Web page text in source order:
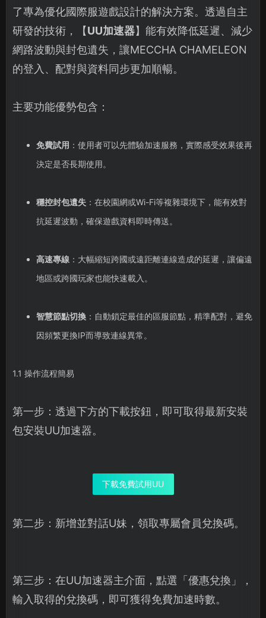
了專為優化國際服遊戲設計的解決方案。透過自主
研發的技術，【UU加速器】能有效降低延遲、減少
網路波動與封包遺失，讓MECCHA CHAMELEON
的登入、配對與資料同步更加順暢。
主要功能優勢包含：
免費試用 ：使用者可以先體驗加速服務，實際感受效果後再
決定是否長期使用。
穩控封包遺失：在校園網或Wi-Fi等複雜環境下，能有效對
抗延遲波動，確保遊戲資料即時傳送。
高速專線：大幅縮短跨國或遠距離連線造成的延遲，讓偏遠
地區或跨國玩家也能快速載入。
智慧節點切換：自動鎖定最佳的區服節點，精準配對，避免
因頻繁更換IP而導致連線異常。
1.1 操作流程簡易
第一步：透過下方的下載按鈕，即可取得最新安裝
包安裝UU加速器。
下載免費試用UU
第二步：新增並對話U妹，領取專屬會員兌換碼。
第三步：在UU加速器主介面，點選「優惠兌換」，
輸入取得的兌換碼，即可獲得免費加速時數。